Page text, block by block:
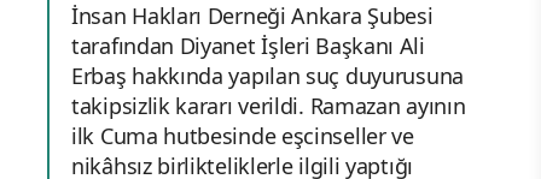
İnsan Hakları Derneği Ankara Şubesi
tarafından Diyanet İşleri Başkanı Ali
Erbaş hakkında yapılan suç duyurusuna
takipsizlik kararı verildi. Ramazan ayının
ilk Cuma hutbesinde eşcinseller ve
nikâhsız birlikteliklerle ilgili yaptığı